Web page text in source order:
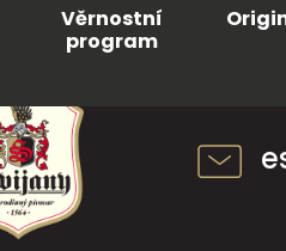
Věrnostní
program